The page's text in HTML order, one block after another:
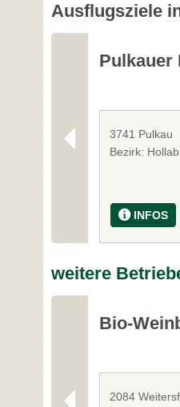
Ausflugsziele
Pulkauer
3741 Pulkau
Bezirk:
INFOS
weitere
Bio-
2084